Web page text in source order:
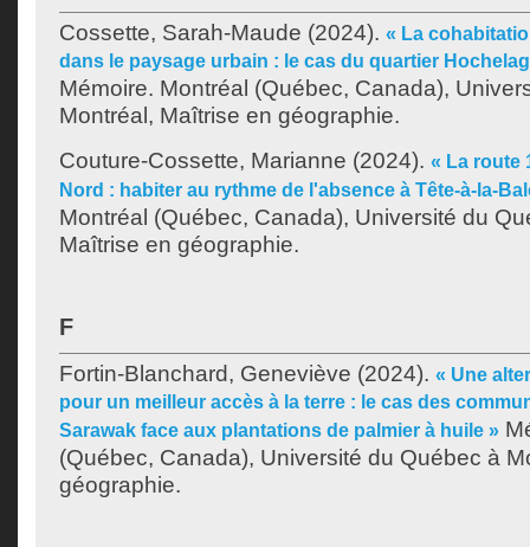
Cossette, Sarah-Maude (2024). « La
dans le paysage urbain : le cas du quartier
Mémoire. Montréal (Québec, Canada),
Montréal, Maîtrise en géographie.
Couture-Cossette, Marianne (2024). « La route
Nord : habiter au rythme de l'absence à Tête-à-la-
Montréal (Québec, Canada), Université du
Maîtrise en géographie.
F
Fortin-Blanchard, Geneviève (2024). « Une
pour un meilleur accès à la terre : le cas des
Sarawak face aux plantations de palmier à huile »
(Québec, Canada), Université du Québec à
géographie.